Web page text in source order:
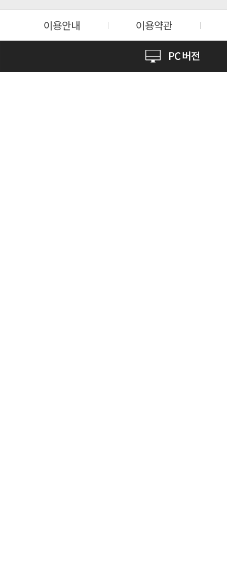
이용안내 이용약관